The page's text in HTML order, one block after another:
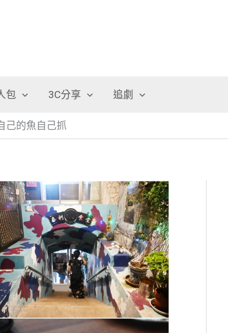
包 3C分享 追劇
己的魚自己抓